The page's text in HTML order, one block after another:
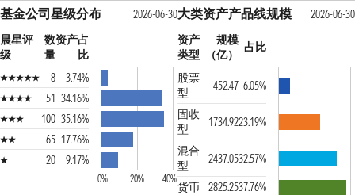
基金公司星级分布
2026-06-30
晨星评
级
数
量
资产占
比
8
3.74%
51 34.16%
100 35.16%
65 17.76%
20
9.17%
0% 20% 40%
大类资产产品线规模
2026-06-30
资产
类型
规模
（亿）
占比
股票
型
452.47 6.05%
固收
型
1734.9223.19%
混合
型
2437.0532.57%
货币
2825.2537.76%